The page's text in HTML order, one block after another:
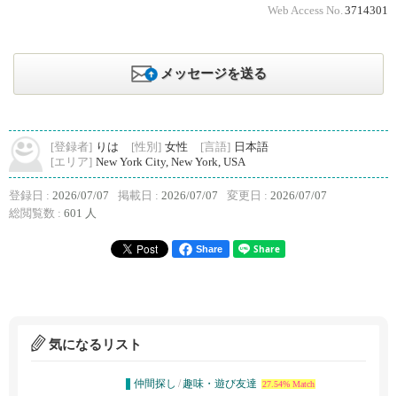
Web Access No. 3714301
メッセージを送る
[登録者] りは [性別] 女性 [言語] 日本語
[エリア] New York City, New York, USA
登録日 : 2026/07/07 掲載日 : 2026/07/07 変更日 : 2026/07/07
総閲覧数 : 601 人
Share
気になるリスト
仲間探し / 趣味・遊び友達 27.54% Match